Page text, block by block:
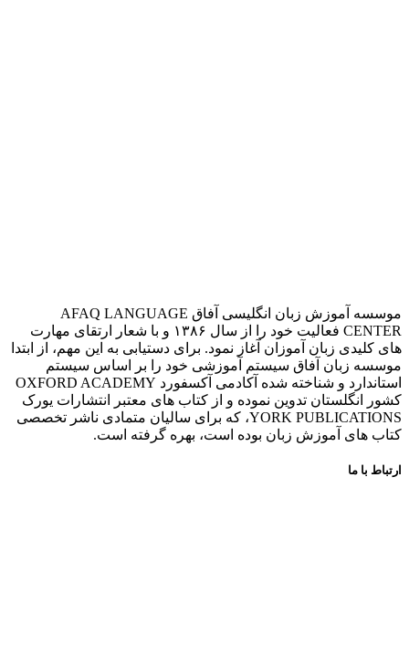
موسسه آموزش زبان انگلیسی آفاق AFAQ LANGUAGE
CENTER فعالیت خود را از سال ۱۳۸۶ و با شعار ارتقای مهارت
های کلیدی زبان آموزان آغاز نمود. برای دستیابی به این مهم، از ابتدا
موسسه زبان آفاق سیستم آموزشی خود را بر اساس سیستم
استاندارد و شناخته شده آکادمی آکسفورد OXFORD ACADEMY
کشور انگلستان تدوین نموده و از کتاب های معتبر انتشارات یورک
YORK PUBLICATIONS، که برای سالیان متمادی ناشر تخصصی
کتاب های آموزش زبان بوده است، بهره گرفته است.
ارتباط با ما